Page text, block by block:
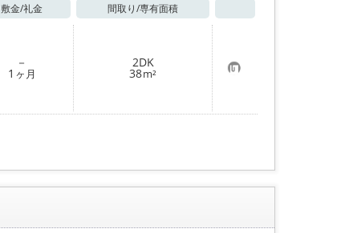
敷金/礼金 間取り/専有面積
－
1 ヶ月
2DK
38m² お
気
に
入
り